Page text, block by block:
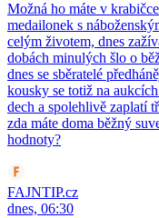
Možná ho máte v
medailonek s
celým životem, dnes
dobách minulých šlo o
dnes se sběratelé
kousky se totiž na
dech a spolehlivě zaplatí
zda máte doma běžný
hodnoty?
FAJNTIP.cz
dnes, 06:30